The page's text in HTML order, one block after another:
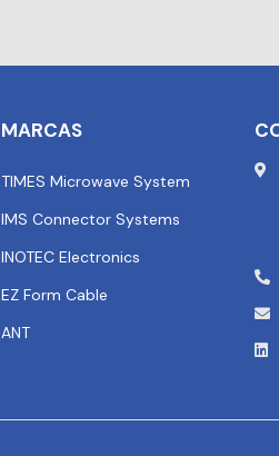
MARCAS
TIMES Microwave System
IMS Connector Systems
INOTEC Electronics
EZ Form Cable
ANT